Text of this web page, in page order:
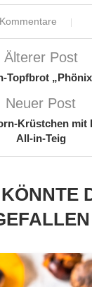
Älterer Post
Topfbrot
Neuer Post
Krüstchen mit
All-in-Teig